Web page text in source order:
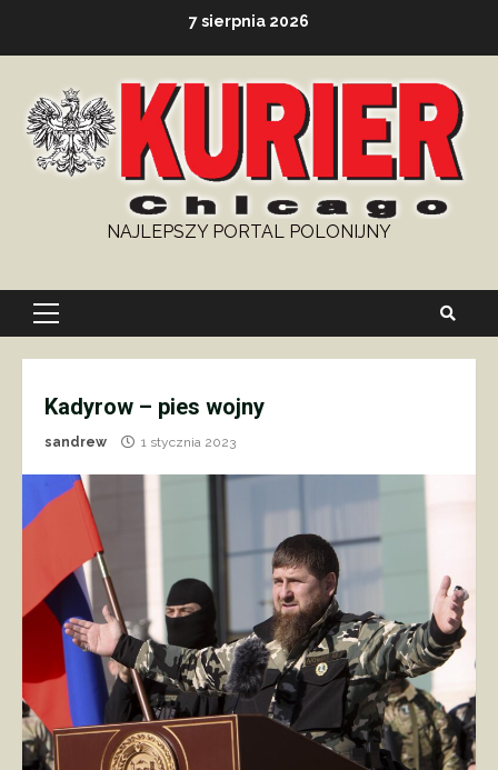
7 sierpnia 2026
NAJLEPSZY PORTAL POLONIJNY
Primary
Kadyrow – pies wojny
sandrew 1 stycznia 2023